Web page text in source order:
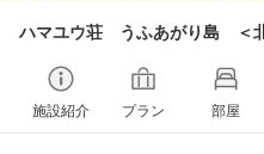
ハマユウ荘 うふあがり島 ＜
施設紹介 プラン 部屋